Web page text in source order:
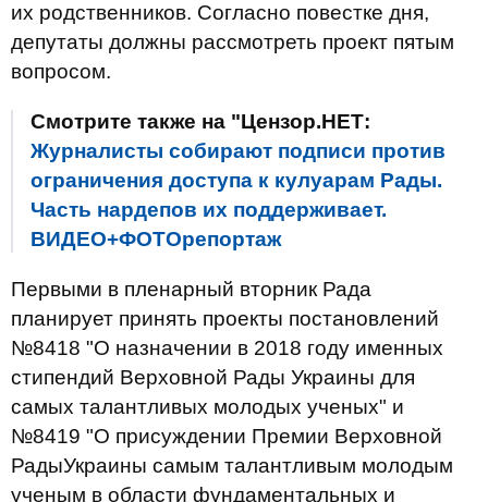
их родственников. Согласно повестке дня,
депутаты должны рассмотреть проект пятым
вопросом.
Смотрите также на "Цензор.НЕТ:
Журналисты собирают подписи против
ограничения доступа к кулуарам Рады.
Часть нардепов их поддерживает.
ВИДЕО+ФОТОрепортаж
Первыми в пленарный вторник Рада
планирует принять проекты постановлений
№8418 "О назначении в 2018 году именных
стипендий Верховной Рады Украины для
самых талантливых молодых ученых" и
№8419 "О присуждении Премии Верховной
РадыУкраины самым талантливым молодым
ученым в области фундаментальных и